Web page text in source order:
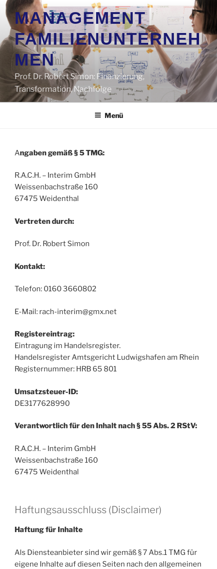
Zum
Inhalt
springen
MANAGEMENT
FAMILIENUNTERNEH
MEN
Prof. Dr. Robert Simon: Finanzierung,
Transformation, Nachfolge
Menü
Angaben gemäß § 5 TMG:
R.A.C.H. – Interim GmbH
Weissenbachstraße 160
67475 Weidenthal
Vertreten durch:
Prof. Dr. Robert Simon
Kontakt:
Telefon: 0160 3660802
E-Mail: rach-interim@gmx.net
Registereintrag:
Eintragung im Handelsregister.
Handelsregister Amtsgericht Ludwigshafen am Rhein
Registernummer: HRB 65 801
Umsatzsteuer-ID:
DE3177628990
Verantwortlich für den Inhalt nach § 55 Abs. 2 RStV:
R.A.C.H. – Interim GmbH
Weissenbachstraße 160
67475 Weidenthal
Haftungsausschluss (Disclaimer)
Haftung für Inhalte
Als Diensteanbieter sind wir gemäß § 7 Abs.1 TMG für
eigene Inhalte auf diesen Seiten nach den allgemeinen